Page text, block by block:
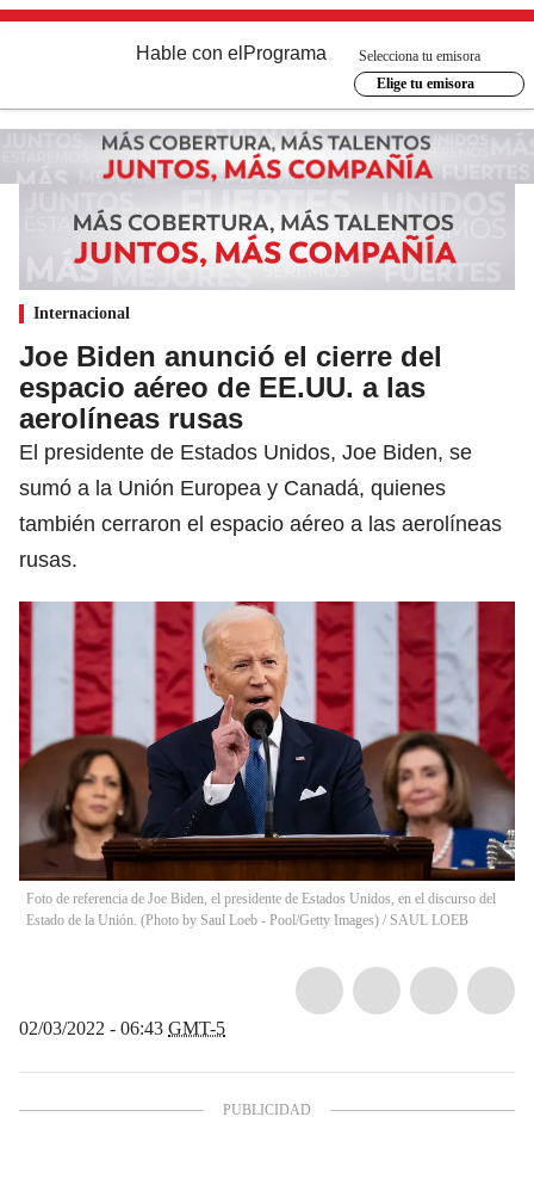
Hable con el Programa
Selecciona tu emisora
Elige tu emisora
Internacional
Joe Biden anunció el cierre del
espacio aéreo de EE.UU. a las
aerolíneas rusas
El presidente de Estados Unidos, Joe Biden, se
sumó a la Unión Europea y Canadá, quienes
también cerraron el espacio aéreo a las aerolíneas
rusas.
Foto de referencia de Joe Biden, el presidente de Estados Unidos, en el discurso del
Estado de la Unión. (Photo by Saul Loeb - Pool/Getty Images) / SAUL LOEB
02/03/2022 - 06:43 GMT-5